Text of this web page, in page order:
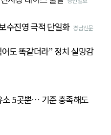
수진영 극적 단일화 경남신문
도 똑같더라” 정치 실망감
소 5곳뿐… 기준 충족해도